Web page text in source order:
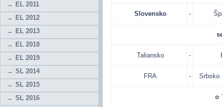
EL 2011
EL 2012
EL 2013
EL 2018
EL 2019
SL 2014
SL 2015
SL 2016
Slovensko -
Taliansko -
FRA - Srbsko
o